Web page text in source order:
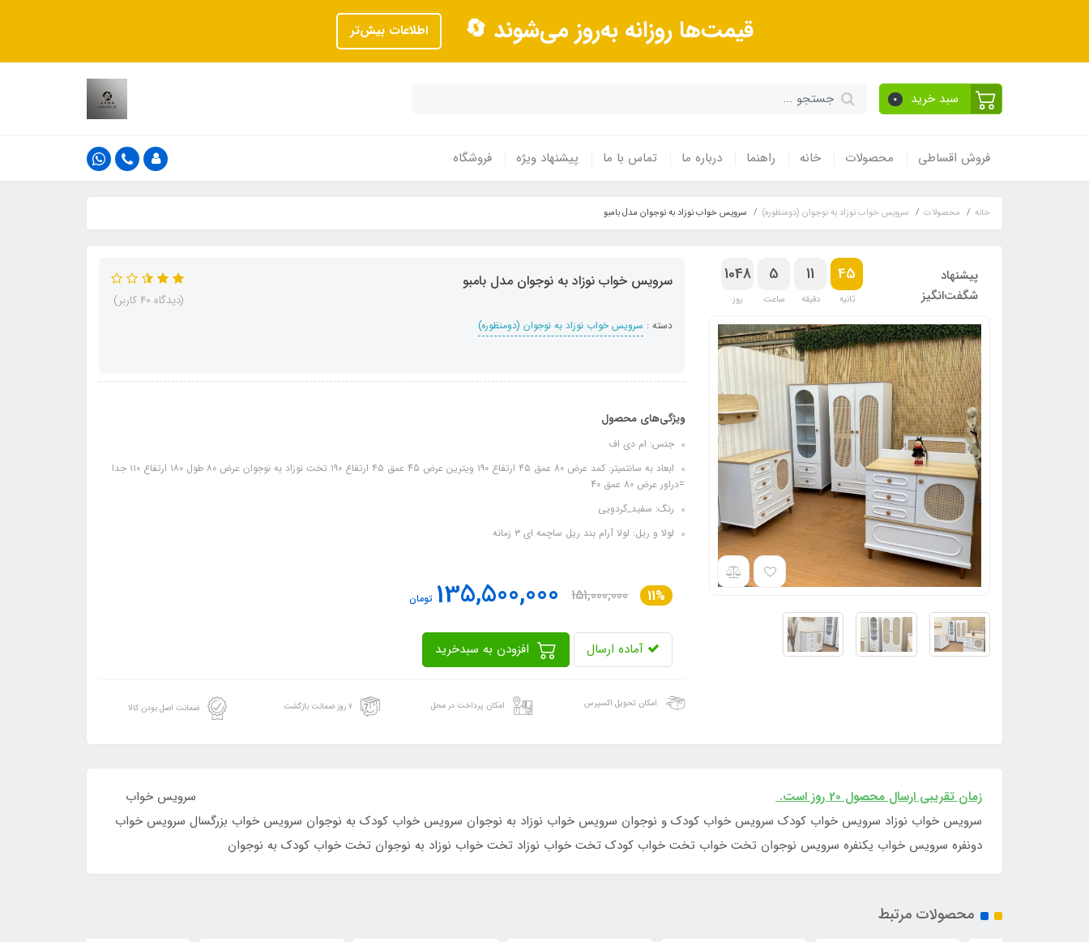
قیمت‌ها روزانه به‌روز می‌شوند 🔄 اطلاعات بیش‌تر
سبد خرید 0
فروش اقساطی محصولات خانه راهنما درباره ما تماس با ما پیشنهاد ویژه فروشگاه
خانه محصولات سرویس خواب نوزاد به نوجوان (دومنظوره) سرویس خواب نوزاد به نوجوان مدل بامبو
پیشنهاد
شگفت‌انگیز
1048
روز
5
ساعت
11
دقیقه
44
ثانیه
سرویس خواب نوزاد به نوجوان مدل بامبو
دسته : سرویس خواب نوزاد به نوجوان (دومنظوره)
(دیدگاه 40 کاربر)
ویژگی‌های محصول
جنس: ام دی اف
ابعاد به سانتمیتر: کمد عرض 80 عمق ۴۵ ارتفاع ۱۹۰ ویترین عرض 45 عمق ۴۵ ارتفاع ۱۹۰ تخت نوزاد به نوجوان عرض ۸۰ طول ۱۸۰ ارتفاع ۱۱۰ جدا
=دراور عرض 80 عمق 40
رنگ: سفید_گردویی
لولا و ریل: لولا آرام بند ریل ساچمه ای ۳ زمانه
11%
151,000,000
135,500,000 تومان
آماده ارسال
امکان تحویل اکسپرس امکان پرداخت در محل ۷ روز ضمانت بازگشت ضمانت اصل بودن کالا
زمان تقریبی ارسال محصول 20 روز است.
سرویس خواب
سرویس خواب نوزاد سرویس خواب کودک سرویس خواب کودک و نوجوان سرویس خواب نوزاد به نوجوان سرویس خواب کودک به نوجوان سرویس خواب بزرگسال سرویس خواب
دونفره سرویس خواب یکنفره سرویس نوجوان تخت خواب تخت خواب کودک تخت خواب نوزاد تخت خواب نوزاد به نوجوان تخت خواب کودک به نوجوان
محصولات مرتبط